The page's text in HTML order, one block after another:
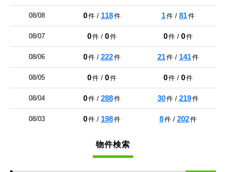
08/08 0件 / 118件 1件 / 81件
08/07 0件 / 0件 0件 / 0件
08/06 0件 / 222件 21件 / 141件
08/05 0件 / 0件 0件 / 0件
08/04 0件 / 288件 30件 / 219件
08/03 0件 / 198件 8件 / 202件
物件検索